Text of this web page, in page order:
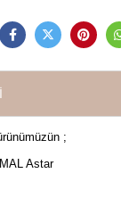
;
Astar